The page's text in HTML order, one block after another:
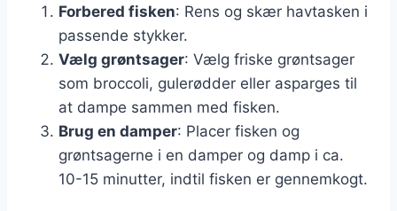
Forbered fisken: Rens og skær havtasken i
passende stykker.
Vælg grøntsager: Vælg friske grøntsager
som broccoli, gulerødder eller asparges til
at dampe sammen med fisken.
Brug en damper: Placer fisken og
grøntsagerne i en damper og damp i ca.
10-15 minutter, indtil fisken er gennemkogt.